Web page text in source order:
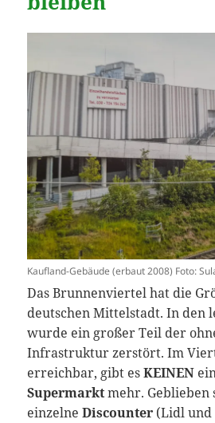
Kaufland-Gebäude (erbaut 2008) Foto:
Das Brunnenviertel hat die
deutschen Mittelstadt. In den
wurde ein großer Teil der
Infrastruktur zerstört. Im
erreichbar, gibt esKEINEN
Supermarktmehr.
einzelneDiscounter (Lidl und